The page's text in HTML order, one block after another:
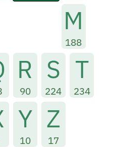
M
188
R
90
S
224
T
234
Y
10
Z
17